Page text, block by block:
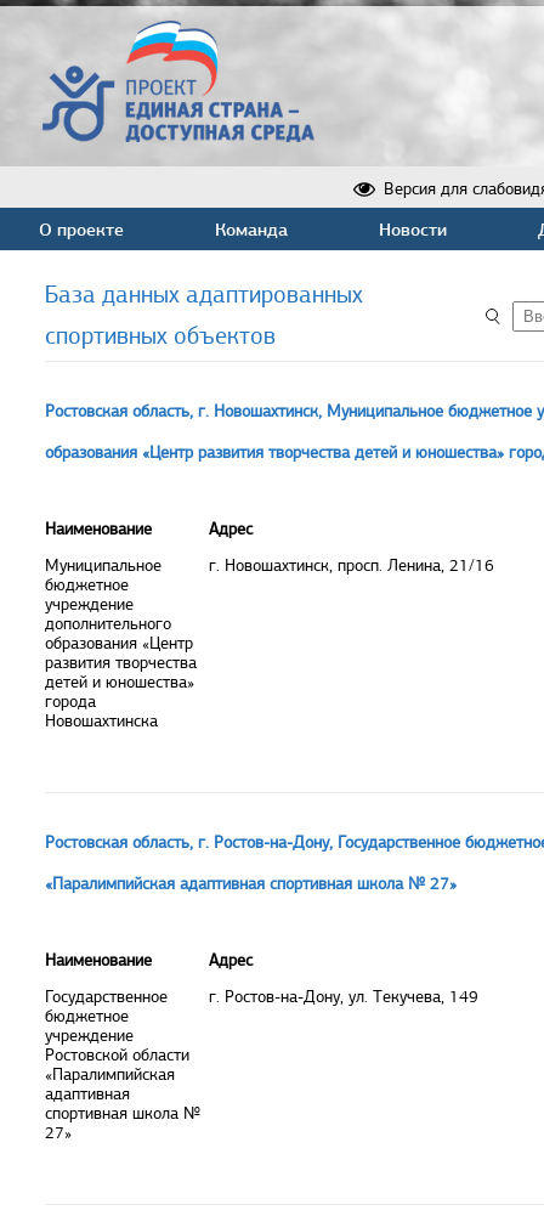
Версия для
О проекте Команда Новости
База данных адаптированных
спортивных объектов
Ростовская область, г. Новошахтинск, Муниципальное бюджетное
образования «Центр развития творчества детей и юношества»
Наименование
Муниципальное
бюджетное
учреждение
дополнительного
образования «Центр
развития творчества
детей и юношества»
города
Новошахтинска
Адрес
г. Новошахтинск, просп. Ленина, 21/16
Ростовская область, г. Ростов-на-Дону, Государственное
«Паралимпийская адаптивная спортивная школа № 27»
Наименование
Государственное
бюджетное
учреждение
Ростовской области
«Паралимпийская
адаптивная
спортивная школа №
27»
Адрес
г. Ростов-на-Дону, ул. Текучева, 149